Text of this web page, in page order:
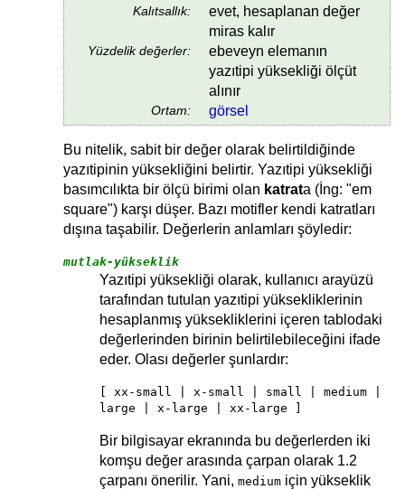
Kalıtsallık:
evet, hesaplanan değer
miras kalır
Yüzdelik değerler:
ebeveyn elemanın
yazıtipi yüksekliği ölçüt
alınır
Ortam: görsel
Bu nitelik, sabit bir değer olarak belirtildiğinde
yazıtipinin yüksekliğini belirtir. Yazıtipi yüksekliği
basımcılıkta bir ölçü birimi olan katrata (İng: "em
square") karşı düşer. Bazı motifler kendi katratları
dışına taşabilir. Değerlerin anlamları şöyledir:
mutlak-yükseklik
Yazıtipi yüksekliği olarak, kullanıcı arayüzü
tarafından tutulan yazıtipi yüksekliklerinin
hesaplanmış yüksekliklerini içeren tablodaki
değerlerinden birinin belirtilebileceğini ifade
eder. Olası değerler şunlardır:
[ xx-small | x-small | small | medium |
large | x-large | xx-large ]
Bir bilgisayar ekranında bu değerlerden iki
komşu değer arasında çarpan olarak 1.2
çarpanı önerilir. Yani, medium için yükseklik